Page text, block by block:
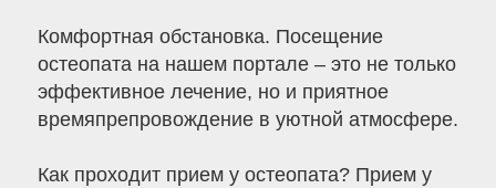
Комфортная обстановка. Посещение
остеопата на нашем портале – это не только
эффективное лечение, но и приятное
времяпрепровождение в уютной атмосфере.
Как проходит прием у остеопата? Прием у